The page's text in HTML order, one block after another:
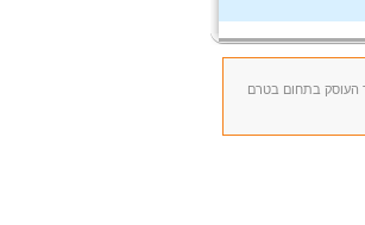
העוסק בתחום בטרם